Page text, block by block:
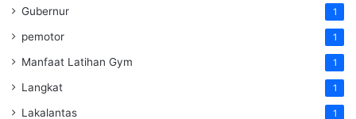
Gubernur 1
pemotor 1
Manfaat Latihan Gym 1
Langkat 1
Lakalantas 1